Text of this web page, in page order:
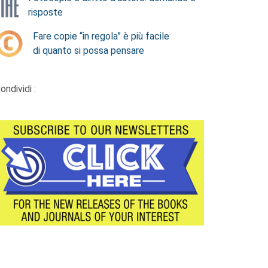
risposte
Fare copie “in regola” è più facile
di quanto si possa pensare
: